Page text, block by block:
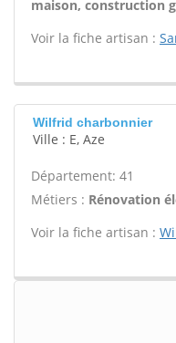
maison, construction
Voir la fiche artisan :
Wilfrid charbonnier
Ville : E, Aze
Département: 41
Métiers : Rénovation
Voir la fiche artisan :